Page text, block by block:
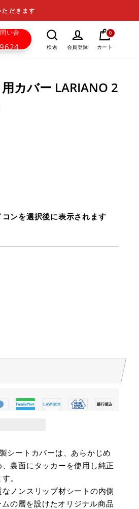
だきます
い合
検索 会員登録 カート
0
カバー LARIANO 2
ンを選択後に表示されます
シートカバーは、あらかじめ
裏面にタッカーを使用し純正
。
ノンスリップ材シートの内側
の層を設けたオリジナル商品